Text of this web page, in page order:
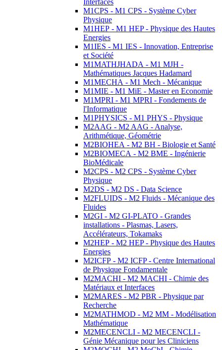
Interfaces
M1CPS - M1 CPS - Système Cyber
Physique
M1HEP - M1 HEP - Physique des Hautes
Energies
M1IES - M1 IES - Innovation, Entreprise
et Société
M1MATHJHADA - M1 MJH -
Mathématiques Jacques Hadamard
M1MECHA - M1 Mech - Mécanique
M1MIE - M1 MiE - Master en Economie
M1MPRI - M1 MPRI - Fondements de
l'Informatique
M1PHYSICS - M1 PHYS - Physique
M2AAG - M2 AAG - Analyse,
Arithmétique, Géométrie
M2BIOHEA - M2 BH - Biologie et Santé
M2BIOMECA - M2 BME - Ingénierie
BioMédicale
M2CPS - M2 CPS - Système Cyber
Physique
M2DS - M2 DS - Data Science
M2FLUIDS - M2 Fluids - Mécanique des
Fluides
M2GI - M2 GI-PLATO - Grandes
installations - Plasmas, Lasers,
Accélérateurs, Tokamaks
M2HEP - M2 HEP - Physique des Hautes
Energies
M2ICFP - M2 ICFP - Centre International
de Physique Fondamentale
M2MACHI - M2 MACHI - Chimie des
Matériaux et Interfaces
M2MARES - M2 PBR - Physique par
Recherche
M2MATHMOD - M2 MM - Modélisation
Mathématique
M2MECENCLI - M2 MECENCLI -
Génie Mécanique pour les Cliniciens